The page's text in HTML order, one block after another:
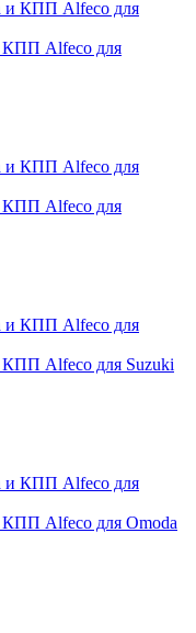
КПП Alfeco для
КПП Alfeco для
КПП Alfeco для Suzuki
КПП Alfeco для Omoda